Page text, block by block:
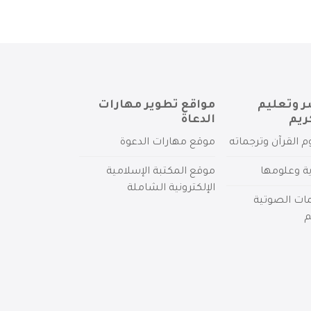
وتعليم
القرآن وترجماته
وعلومها
الصوتية
مواقع تطوير مهارات
الدعاة
موقع مهارات الدعوة
موقع المكتبة الإسلامية
الإلكترونية الشاملة